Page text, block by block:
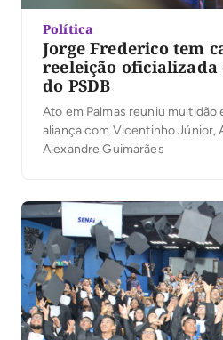
Política
Jorge Frederico tem
reeleição oficializada
do PSDB
Ato em Palmas reuniu multidão
aliança com Vicentinho Júnior,
Alexandre Guimarães